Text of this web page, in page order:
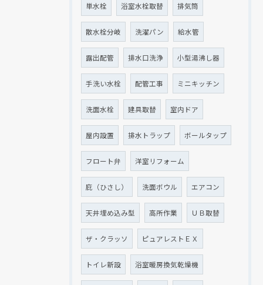
単水栓 浴室水栓取替 排気筒
散水栓分岐 洗濯パン 給水管
露出配管 排水口洗浄 小型湯沸し器
手洗い水栓 配管工事 ミニキッチン
洗面水栓 建具取替 室内ドア
屋内設置 排水トラップ ボールタップ
フロート弁 洋室リフォーム
庇（ひさし） 洗面ボウル エアコン
天井埋め込み型 高所作業 ＵＢ取替
ザ・クラッソ ピュアレストＥＸ
トイレ新設 浴室暖房換気乾燥機